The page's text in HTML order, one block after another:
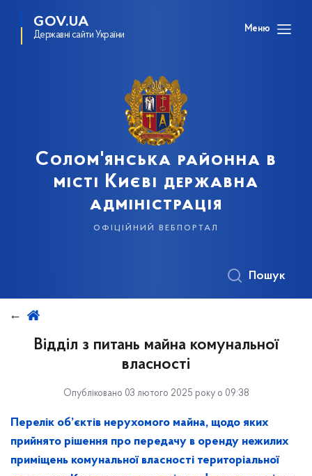
GOV.UA
Державні сайти України
Меню
Солом'янська районна в
місті Києві державна
адміністрація
офіційний вебпортал
Пошук
Відділ з питань майна комунальної
власності
Опубліковано 03 лютого 2025 року о 09:38
Перелік об’єктів нерухомого майна, щодо яких
прийнято рішення про передачу в оренду нежилих
приміщень комунальної власності територіальної